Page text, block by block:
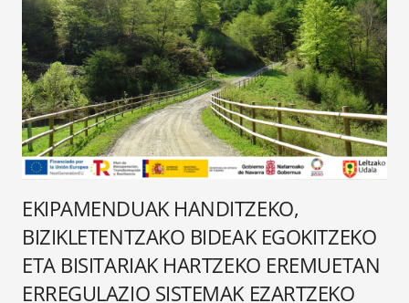
EKIPAMENDUAK HANDITZEKO,
BIZIKLETENTZAKO BIDEAK EGOKITZEKO
ETA BISITARIAK HARTZEKO EREMUETAN
ERREGULAZIO SISTEMAK EZARTZEKO